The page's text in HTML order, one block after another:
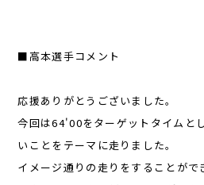
■高本選手コメント
応援ありがとうございました。
今回は64'00をターゲットタイムと
いことをテーマに走りました。
イメージ通りの走りをすることがで